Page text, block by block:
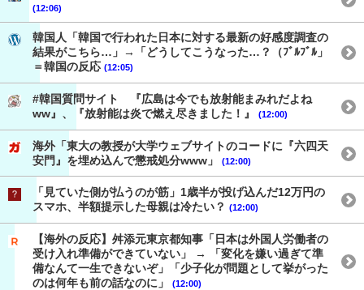
(12:06)
韓国人「韓国で行われた日本に対する最新の好感度調査の
結果がこちら…」→「どうしてこうなった…？（ﾌﾞﾙﾌﾞﾙ」
＝韓国の反応 (12:05)
#韓国質問サイト 『広島は今でも放射能まみれだよね
ww』、『放射能は炎で燃え尽きました！』
(12:00)
海外「東大の教授が大学ウェブサイトのコードに『六四天
安門』を埋め込んで懲戒処分www」
(12:00)
「見ていた側が払うのが筋」1歳半が投げ込んだ12万円の
スマホ、半額提示した母親は冷たい？ (12:00)
【海外の反応】舛添元東京都知事「日本は外国人労働者の
受け入れ準備ができていない」 → 「変化を嫌い過ぎて準
備なんて一生できないぞ」「少子化が問題として挙がった
のは何年も前の話なのに」
(12:00)